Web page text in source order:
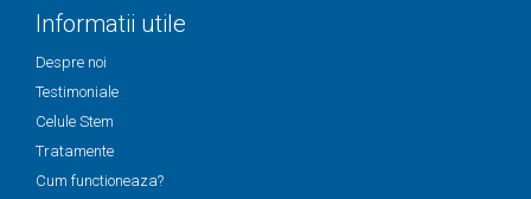
Informatii utile
Despre noi
Testimoniale
Celule Stem
Tratamente
Cum functioneaza?